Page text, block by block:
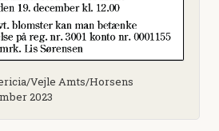
Vejle Amts/Horsens
2023